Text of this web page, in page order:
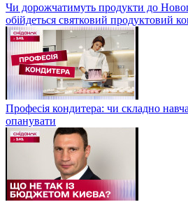
Чи дорожчатимуть продукти до
обійдеться святковий продуктовий
Професія кондитера: чи складно
опанувати